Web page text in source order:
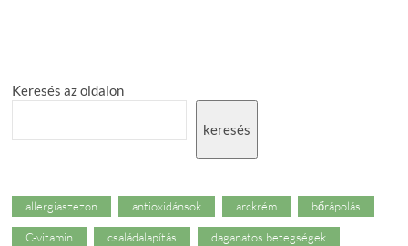
nyaki
daganatok
is
Keresés az oldalon
keresés
allergiaszezon antioxidánsok arckrém bőrápolás
C-vitamin családalapítás daganatos betegségek